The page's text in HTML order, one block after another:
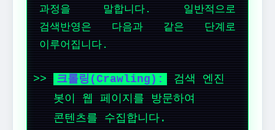
과정을 말합니다. 일반적으로
검색반영은 다음과 같은 단계로
이루어집니다.
크롤링(Crawling):
검색 엔진
봇이 웹 페이지를 방문하여
콘텐츠를 수집합니다.